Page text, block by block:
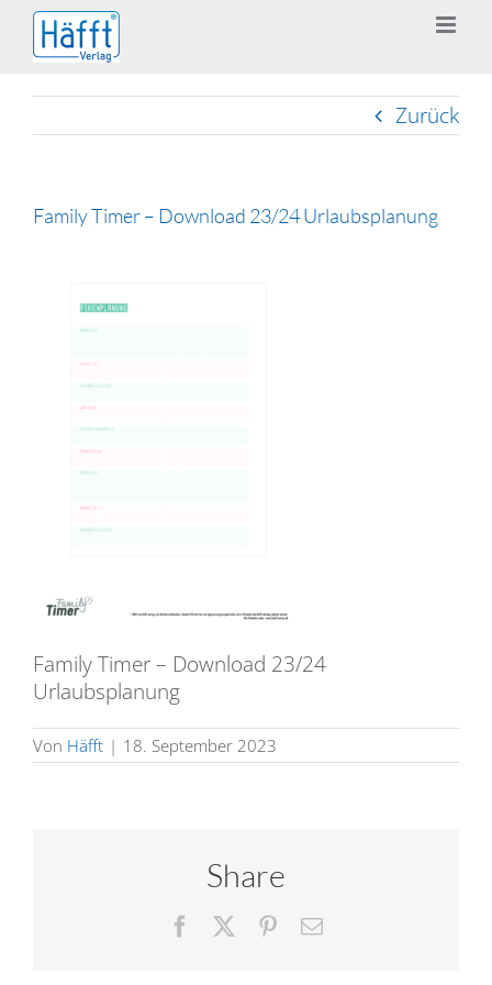
Zum
Inhalt
springen
Zurück
Family Timer – Download 23/24 Urlaubsplanung
Family Timer – Download 23/24
Urlaubsplanung
Von Häfft | 18. September 2023
Share
Facebook Pinterest
E-